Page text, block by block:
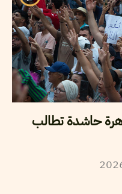
حاشدة تطالب